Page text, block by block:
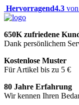
Hervorragend4.3
650K zufriedene
Dank persönlichem
Kostenlose Muster
Für Artikel bis zu 5 €
80 Jahre Erfahrung
Wir kennen Ihren